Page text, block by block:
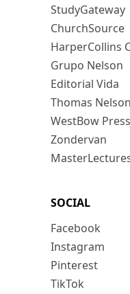
StudyGateway
ChurchSource
HarperCollins
Grupo Nelson
Editorial Vida
Thomas Nelson
WestBow Press
Zondervan
SOCIAL
Facebook
Instagram
Pinterest
TikTok